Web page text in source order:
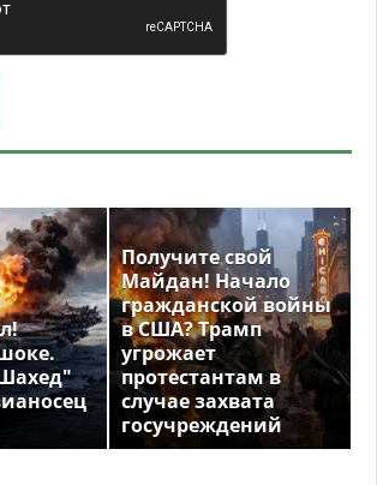
Получите свой
Майдан! Начало
гражданской войны
в США? Трамп
угрожает
протестантам в
случае захвата
госучреждений